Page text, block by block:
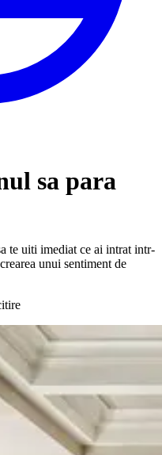
sa para
te uiti imediat ce ai intrat intr-
unui sentiment de